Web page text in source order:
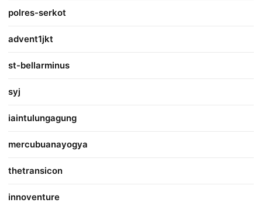
polres-serkot
advent1jkt
st-bellarminus
syj
iaintulungagung
mercubuanayogya
thetransicon
innoventure